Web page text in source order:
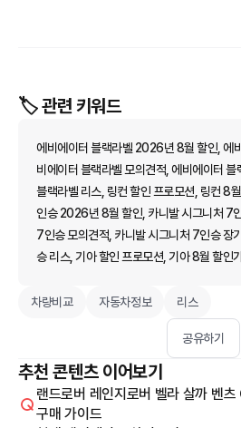
🏷️ 관련 키워드
에비에이터 블랙라벨 2026년 8월 할인, 에
비에이터 블랙라벨 모의견적, 에비에이터 블
블랙라벨 리스, 링컨 할인 프로모션, 링컨 8
인승 2026년 8월 할인, 카니발 시그니처 7
7인승 모의견적, 카니발 시그니처 7인승 장
승 리스, 기아 할인 프로모션, 기아 8월 할인
차량비교 자동차정보 리스
공유하기
추천 콘텐츠 이어보기
랜드로버 레인지로버 벨라 살까 벤
구매 가이드